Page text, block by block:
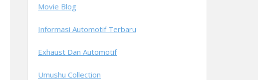
Movie Blog
Informasi Automotif Terbaru
Exhaust Dan Automotif
Umushu Collection